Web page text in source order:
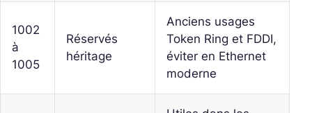
1002
à
1005
Réservés
héritage
Anciens usages
Token Ring et FDDI,
éviter en Ethernet
moderne